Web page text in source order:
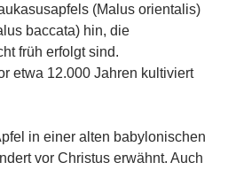
(Malus orientalis)
baccata) hin, die
früh erfolgt sind.
etwa 12.000 Jahren kultiviert
in einer alten babylonischen
vor Christus erwähnt. Auch